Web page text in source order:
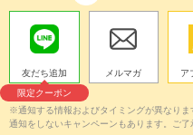
友だち追加
限定クーポン
メルマガ ア
※通知する情報およびタイミングが異なり
通知をしないキャンペーンもあります。ご了